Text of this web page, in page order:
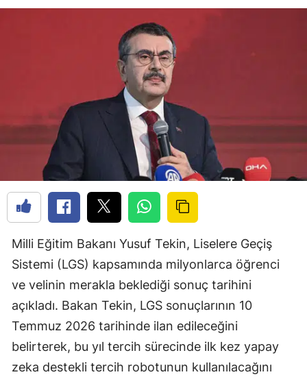
Milli Eğitim Bakanı Yusuf Tekin, Liselere Geçiş
Sistemi (LGS) kapsamında milyonlarca öğrenci
ve velinin merakla beklediği sonuç tarihini
açıkladı. Bakan Tekin, LGS sonuçlarının 10
Temmuz 2026 tarihinde ilan edileceğini
belirterek, bu yıl tercih sürecinde ilk kez yapay
zeka destekli tercih robotunun kullanılacağını